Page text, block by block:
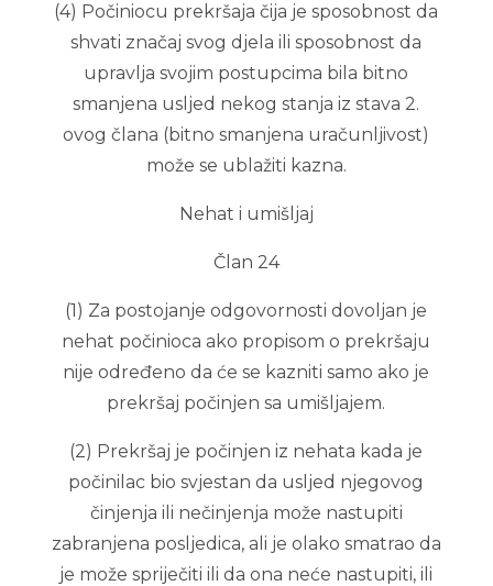
(4) Počiniocu prekršaja čija je sposobnost da
shvati značaj svog djela ili sposobnost da
upravlja svojim postupcima bila bitno
smanjena usljed nekog stanja iz stava 2.
ovog člana (bitno smanjena uračunljivost)
može se ublažiti kazna.
Nehat i umišljaj
Član 24
(1) Za postojanje odgovornosti dovoljan je
nehat počinioca ako propisom o prekršaju
nije određeno da će se kazniti samo ako je
prekršaj počinjen sa umišljajem.
(2) Prekršaj je počinjen iz nehata kada je
počinilac bio svjestan da usljed njegovog
činjenja ili nečinjenja može nastupiti
zabranjena posljedica, ali je olako smatrao da
je može spriječiti ili da ona neće nastupiti, ili